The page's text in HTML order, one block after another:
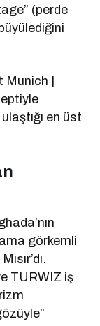
(perde
|
en üst
görkemli
TURWIZ iş